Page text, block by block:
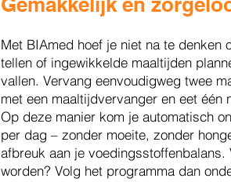
Met BIAmed hoef je niet na te denken
tellen of ingewikkelde maaltijden
vallen. Vervang eenvoudigweg twee
met een maaltijdvervanger en eet één
Op deze manier kom je automatisch
per dag – zonder moeite, zonder
afbreuk aan je voedingsstoffenbalans.
worden? Volg het programma dan